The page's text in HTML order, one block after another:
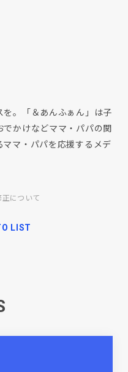
。「＆あんふぁん」は子
かけなどママ・パパの関
マ・パパを応援するメデ
について
LIST